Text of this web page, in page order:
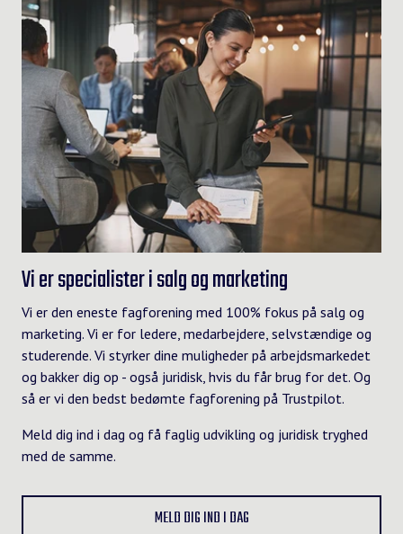
Vi er specialister i salg og marketing
Vi er den eneste fagforening med 100% fokus på salg og
marketing. Vi er for ledere, medarbejdere, selvstændige og
studerende. Vi styrker dine muligheder på arbejdsmarkedet
og bakker dig op - også juridisk, hvis du får brug for det. Og
så er vi den bedst bedømte fagforening på Trustpilot.
Meld dig ind i dag og få faglig udvikling og juridisk tryghed
med de samme.
MELD DIG IND I DAG